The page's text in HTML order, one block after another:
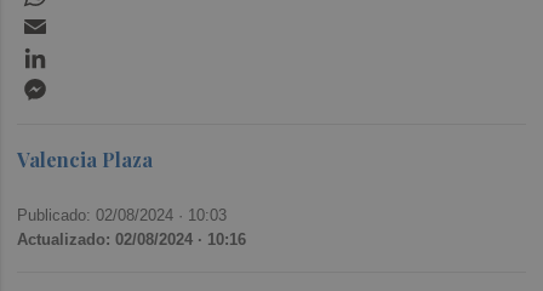
Valencia Plaza
Publicado: 02/08/2024 · 10:03
Actualizado: 02/08/2024 · 10:16